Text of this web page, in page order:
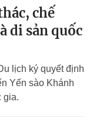
chế
di sản quốc
lịch ký quyết định
Yến sào Khánh
gia.